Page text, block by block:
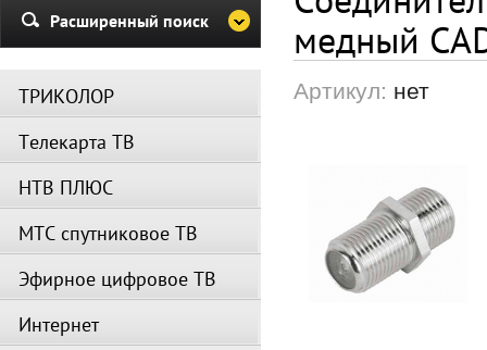
Убедительная просьба в
период не производить поиск
каналов и не перезагружать
Вещание телеканалов и
медный
Артикул: нет
Расширенный поиск
ТРИКОЛОР
Телекарта ТВ
НТВ ПЛЮС
МТС спутниковое ТВ
Эфирное цифровое ТВ
Интернет